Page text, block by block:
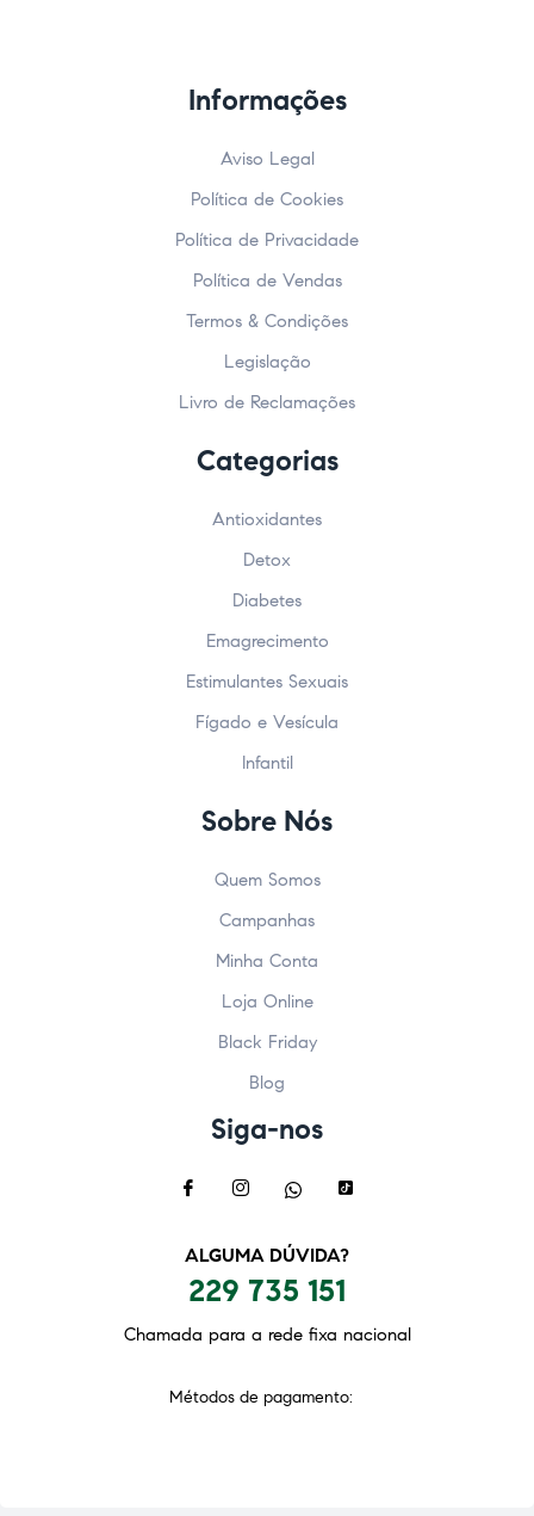
Informações
Aviso Legal
Política de Cookies
Política de Privacidade
Política de Vendas
Termos & Condições
Legislação
Livro de Reclamações
Categorias
Antioxidantes
Detox
Diabetes
Emagrecimento
Estimulantes Sexuais
Fígado e Vesícula
Infantil
Sobre Nós
Quem Somos
Campanhas
Minha Conta
Loja Online
Black Friday
Blog
Siga-nos
ALGUMA DÚVIDA?
229 735 151
Chamada para a rede fixa nacional
Métodos de pagamento: